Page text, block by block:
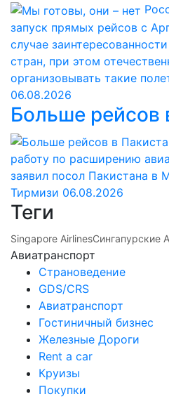
запуск прямых рейсов с
случае
стран, при этом
организовывать такие
06.08.2026
Больше рейсов
работу по расширению
заявил посол Пакистана в
Тирмизи 06.08.2026
Теги
Singapore AirlinesСингапурские
Авиатранспорт
Страноведение
GDS/CRS
Авиатранспорт
Гостиничный бизнес
Железные Дороги
Rent a car
Круизы
Покупки